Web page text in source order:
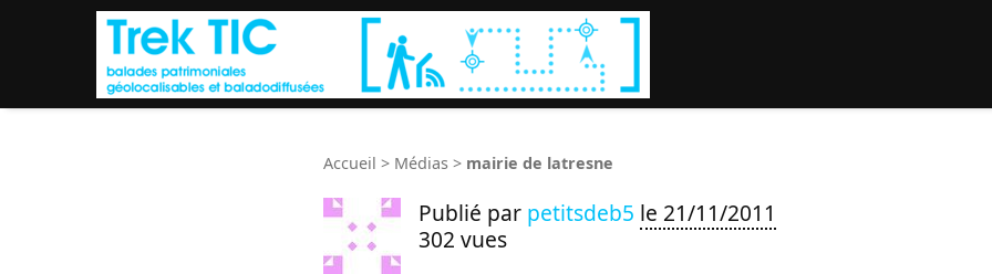
Accueil > Médias > mairie de latresne
Publié par petitsdeb5 le 21/11/2011
302 vues